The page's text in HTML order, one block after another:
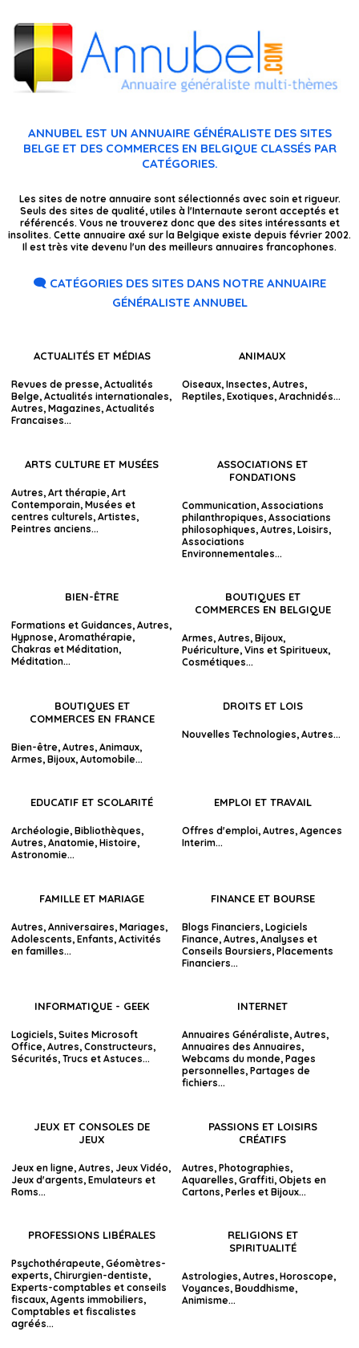
ANNUBEL EST UN ANNUAIRE GÉNÉRALISTE DES SITES
BELGE ET DES COMMERCES EN BELGIQUE CLASSÉS PAR
CATÉGORIES.
Les sites de notre annuaire sont sélectionnés avec soin et rigueur.
Seuls des sites de qualité, utiles à l'Internaute seront acceptés et
référencés. Vous ne trouverez donc que des sites intéressants et
insolites. Cette annuaire axé sur la Belgique existe depuis février 2002.
Il est très vite devenu l'un des meilleurs annuaires francophones.
🗨️ CATÉGORIES DES SITES DANS NOTRE ANNUAIRE
GÉNÉRALISTE ANNUBEL
ACTUALITÉS ET MÉDIAS
Revues de presse,Actualités
Belge,Actualités internationales,
Autres,Magazines,Actualités
Francaises...
ANIMAUX
Oiseaux, Insectes, Autres,
Reptiles, Exotiques, Arachnidés...
ARTS CULTURE ET MUSÉES
Autres,Art thérapie,Art
Contemporain,Musées et
centres culturels,Artistes,
Peintres anciens...
ASSOCIATIONS ET
FONDATIONS
Communication, Associations
philanthropiques, Associations
philosophiques, Autres, Loisirs,
Associations
Environnementales...
BIEN-ÊTRE
Formations et Guidances,Autres,
Hypnose,Aromathérapie,
Chakras et Méditation,
Méditation...
BOUTIQUES ET
COMMERCES EN BELGIQUE
Armes, Autres, Bijoux,
Puériculture, Vins et Spiritueux,
Cosmétiques...
BOUTIQUES ET
COMMERCES EN FRANCE
Bien-être,Autres,Animaux,
Armes,Bijoux,Automobile...
DROITS ET LOIS
Nouvelles Technologies, Autres...
EDUCATIF ET SCOLARITÉ
Archéologie,Bibliothèques,
Autres,Anatomie,Histoire,
Astronomie...
EMPLOI ET TRAVAIL
Offres d'emploi, Autres, Agences
Interim...
FAMILLE ET MARIAGE
Autres,Anniversaires,Mariages,
Adolescents,Enfants,Activités
en familles...
FINANCE ET BOURSE
Blogs Financiers, Logiciels
Finance, Autres, Analyses et
Conseils Boursiers, Placements
Financiers...
INFORMATIQUE - GEEK
Logiciels,Suites Microsoft
Office,Autres,Constructeurs,
Sécurités,Trucs et Astuces...
INTERNET
Annuaires Généraliste, Autres,
Annuaires des Annuaires,
Webcams du monde, Pages
personnelles, Partages de
fichiers...
JEUX ET CONSOLES DE
JEUX
Jeux en ligne,Autres, Jeux Vidéo,
Jeux d'argents,Emulateurs et
Roms...
PASSIONS ET LOISIRS
CRÉATIFS
Autres, Photographies,
Aquarelles, Graffiti, Objets en
Cartons, Perles et Bijoux...
PROFESSIONS LIBÉRALES
Psychothérapeute,Géomètres-
experts,Chirurgien-dentiste,
Experts-comptables et conseils
fiscaux,Agents immobiliers,
Comptables et fiscalistes
agréés...
RELIGIONS ET
SPIRITUALITÉ
Astrologies, Autres, Horoscope,
Voyances, Bouddhisme,
Animisme...